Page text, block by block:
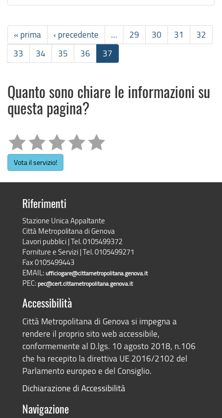
« prima ‹ precedente … 29 30 31
32
33
34 35 36 37
Quanto sono chiare le informazioni su
questa pagina?
Vota il servizio!
Riferimenti
Stazione Unica Appaltante
Città Metropolitana di Genova
Lavori pubblici | Tel. 0105499372
Forniture e Servizi | Tel. 0105499271
Fax 0105499443
EMAIL:ufficiogare@cittametropolitana.genova.it
PEC:pec@cert.cittametropolitana.genova.it
Accessibilità
Città Metropolitana di Genova si impegna a
rendere il proprio sito web accessibile,
conformemente al D.lgs. 10 agosto 2018, n.106
che ha recepito la direttiva UE 2016/2102 del
Parlamento europeo e del Consiglio.
Dichiarazione di Accessibilità
Navigazione